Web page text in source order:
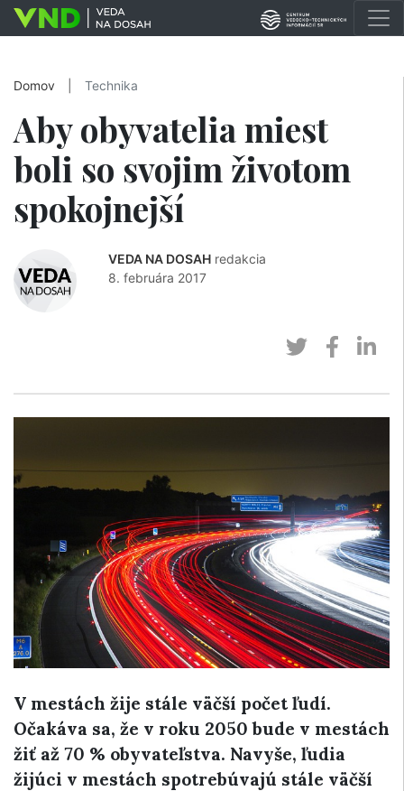
Domov Technika
Aby obyvatelia miest
boli so svojim životom
spokojnejší
VEDA NA DOSAH redakcia
8. februára 2017
V mestách žije stále väčší počet ľudí.
Očakáva sa, že v roku 2050 bude v mestách
žiť až 70 % obyvateľstva. Navyše, ľudia
žijúci v mestách spotrebúvajú stále väčší